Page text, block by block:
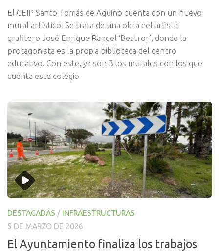
El CEIP Santo Tomás de Aquino cuenta con un nuevo
mural artístico. Se trata de una obra del artista
grafitero José Enrique Rangel ‘Bestror’, donde la
protagonista es la propia biblioteca del centro
educativo. Con este, ya son 3 los murales con los que
cuenta este colegio
DESTACADAS / INFRAESTRUCTURAS
5 DE MARZO DE 2026
El Ayuntamiento finaliza los trabajos